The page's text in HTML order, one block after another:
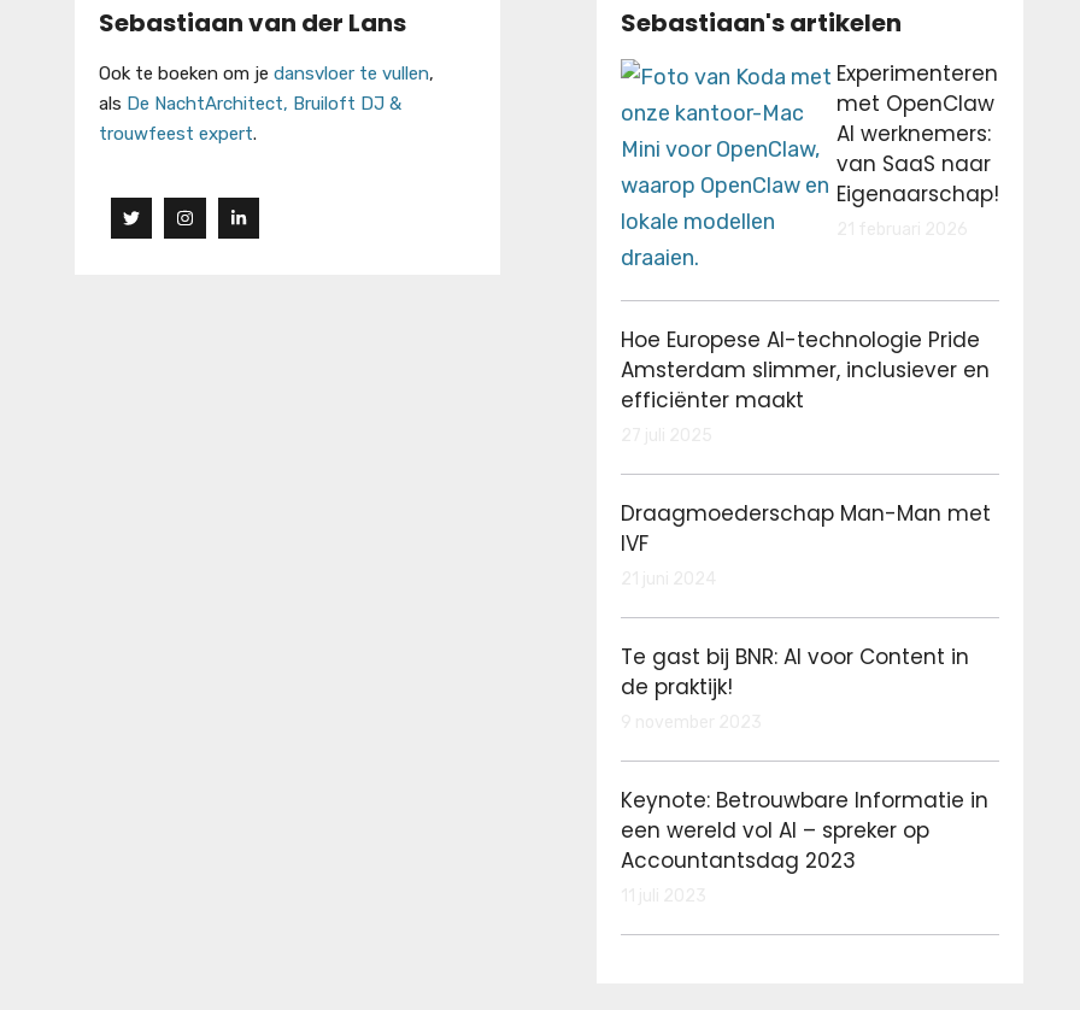
Sebastiaan van der Lans
Ook te boeken om je dansvloer te vullen,
als De NachtArchitect, Bruiloft DJ &
trouwfeest expert.
Sebastiaan's artikelen
Experimenteren
met OpenClaw
AI werknemers:
van SaaS naar
Eigenaarschap!
Hoe Europese AI-technologie Pride
Amsterdam slimmer, inclusiever en
efficiënter maakt
Draagmoederschap Man-Man met
IVF
Te gast bij BNR: AI voor Content in
de praktijk!
Keynote: Betrouwbare Informatie in
een wereld vol AI – spreker op
Accountantsdag 2023